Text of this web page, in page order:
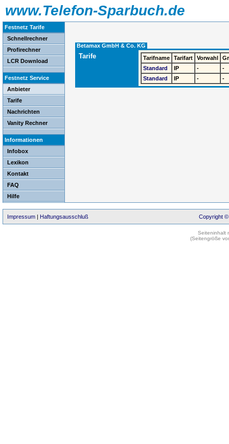
www.Telefon-Sparbuch.de
Festnetz Tarife
Schnellrechner
Profirechner
LCR Download
Festnetz Service
Anbieter
Tarife
Nachrichten
Vanity Rechner
Informationen
Infobox
Lexikon
Kontakt
FAQ
Hilfe
Betamax GmbH & Co. KG
Tarife Tarifname Tarifart Vorwahl
Standard
IP -
-
Standard
IP - -
Impressum | Haftungsausschluß Copyright ©
Seiteninhalt
(Seitengröße